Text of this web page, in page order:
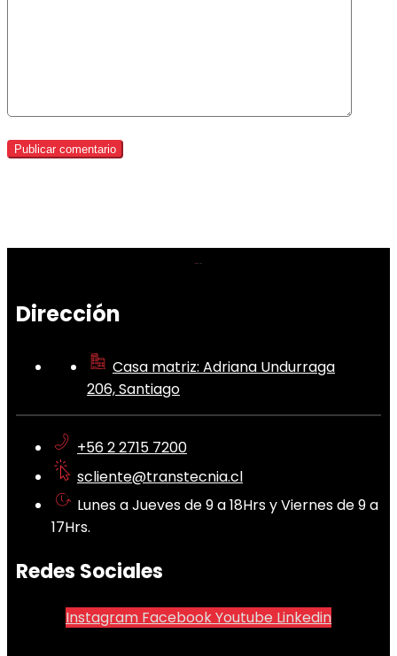
Dirección
Casa matriz: Adriana Undurraga
206, Santiago
+56 2 2715 7200
scliente@transtecnia.cl
Lunes a Jueves de 9 a 18Hrs y Viernes de 9 a
17Hrs.
Redes Sociales
Instagram FacebookYoutube Linkedin